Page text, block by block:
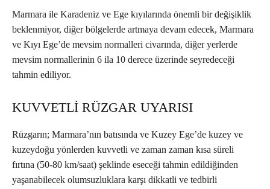
Marmara ile Karadeniz ve Ege kıyılarında önemli bir değişiklik
beklenmiyor, diğer bölgelerde artmaya devam edecek, Marmara
ve Kıyı Ege’de mevsim normalleri civarında, diğer yerlerde
mevsim normallerinin 6 ila 10 derece üzerinde seyredeceği
tahmin ediliyor.
KUVVETLİ RÜZGAR UYARISI
Rüzgarın; Marmara’nın batısında ve Kuzey Ege’de kuzey ve
kuzeydoğu yönlerden kuvvetli ve zaman zaman kısa süreli
fırtına (50-80 km/saat) şeklinde eseceği tahmin edildiğinden
yaşanabilecek olumsuzluklara karşı dikkatli ve tedbirli